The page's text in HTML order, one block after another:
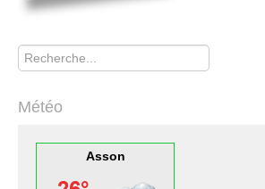
Rechercher
Météo
Asson